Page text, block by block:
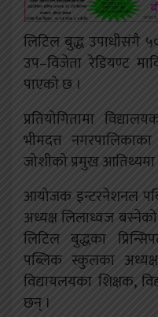
लिटिल बुद्ध उपाधीसंगै
उप–विजेता रेडियण्ट
पाएको छ ।
प्रतियोगितामा
भीमदत्त
जोशीको प्रमुख
आयोजक इन्टरनेशनल
अध्यक्ष लिलाध्वज बस्नेको
लिटिल बुद्धका
पब्लिक स्कुलका
विद्यायलयका शिक्षक,
छन् ।